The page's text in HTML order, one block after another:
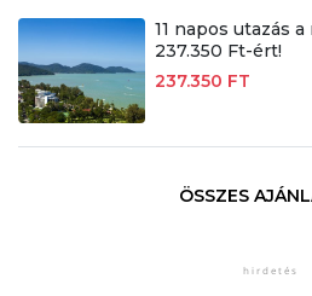
11 napos utazás
237.350 Ft-ért!
237.350 FT
ÖSSZES